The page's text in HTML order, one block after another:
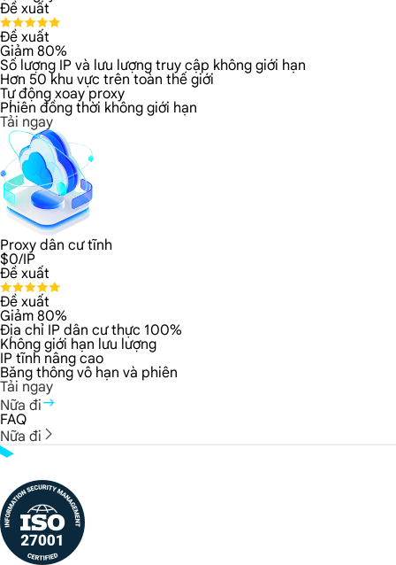
Đề xuất
Đề xuất
Giảm 80%
Số lượng IP và lưu lượng truy cập không giới hạn
Hơn 50 khu vực trên toàn thế giới
Tự động xoay proxy
Phiên đồng thời không giới hạn
Tải ngay
Proxy dân cư tĩnh
$0/IP
Đề xuất
Đề xuất
Giảm 80%
Địa chỉ IP dân cư thực 100%
Không giới hạn lưu lượng
IP tĩnh nâng cao
Băng thông vô hạn và phiên
Tải ngay
Nữa đi
FAQ
Nữa đi